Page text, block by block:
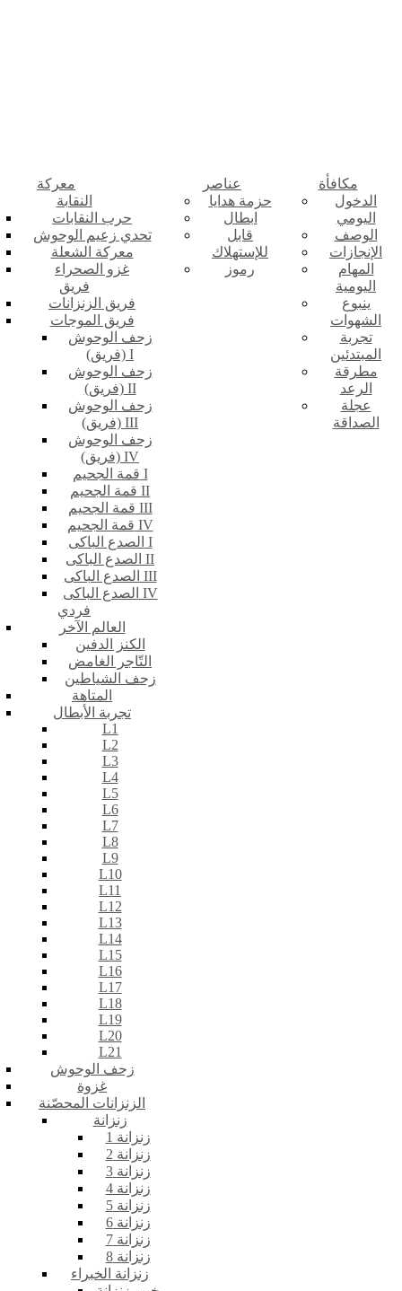
معركة
النقابة
حرب النقابات
تحدي زعيم الوحوش
معركة الشعلة
غزو الصحراء
فريق
فريق الزنزانات
فريق الموجات
زحف الوحوش
(فريق) I
زحف الوحوش
(فريق) II
زحف الوحوش
(فريق) III
زحف الوحوش
(فريق) IV
قمة الجحيم I
قمة الجحيم II
قمة الجحيم III
قمة الجحيم IV
الصدع الباكى I
الصدع الباكى II
الصدع الباكى III
الصدع الباكى IV
فردي
العالم الآخر
الكنز الدفين
التّاجر الغامض
زحف الشياطين
المتاهة
تجربة الأبطال
L1
L2
L3
L4
L5
L6
L7
L8
L9
L10
L11
L12
L13
L14
L15
L16
L17
L18
L19
L20
L21
زحف الوحوش
غزوة
الزنزانات المحصّنة
زنزانة
زنزانة 1
زنزانة 2
زنزانة 3
زنزانة 4
زنزانة 5
زنزانة 6
زنزانة 7
زنزانة 8
زنزانة الخبراء
عناصر
حزمة هدايا
ابطال
قابل
للإستهلاك
رموز
مكافأة
الدخول
اليومي
الوصف
الإنجازات
المهام
اليومية
ينبوع
الشهوات
تجربة
المبتدئين
مطرقة
الرعد
عجلة
الصداقة